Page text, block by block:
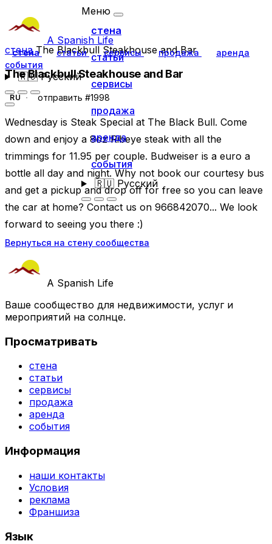
A Spanish Life
стена статьи сервисы продажа
аренда
события
🇷🇺Русский
Меню
стена
статьи
сервисы
продажа
аренда
события
🇷🇺Русский
стенаThe Blackbull Steakhouse and Bar
The Blackbull Steakhouse and Bar
RU отправить #1998
Wednesday is Steak Special at The Black Bull. Come
down and enjoy a 8oz Ribeye steak with all the
trimmings for 11.95 per couple. Budweiser is a euro a
bottle all day and night. Why not book our courtesy bus
and get a pickup and drop off for free so you can leave
the car at home? Contact us on 966842070... We look
forward to seeing you there :)
Вернуться на стену сообщества
A Spanish Life
Ваше сообщество для недвижимости, услуг и
мероприятий на солнце.
Просматривать
стена
статьи
сервисы
продажа
аренда
события
Информация
наши контакты
Условия
реклама
Франшиза
Язык